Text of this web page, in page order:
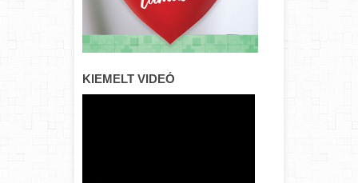
KIEMELT VIDEÓ